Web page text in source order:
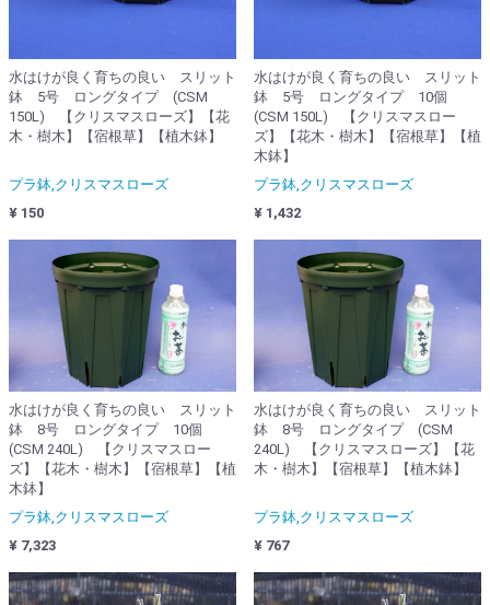
水はけが良く育ちの良い スリット
鉢 5号 ロングタイプ (CSM
150L) 【クリスマスローズ】【花
木・樹木】【宿根草】【植木鉢】
プラ鉢,クリスマスローズ
¥ 150
水はけが良く育ちの良い スリット
鉢 5号 ロングタイプ 10個
(CSM 150L) 【クリスマスロー
ズ】【花木・樹木】【宿根草】【植
木鉢】
プラ鉢,クリスマスローズ
¥ 1,432
水はけが良く育ちの良い スリット
鉢 8号 ロングタイプ 10個
(CSM 240L) 【クリスマスロー
ズ】【花木・樹木】【宿根草】【植
木鉢】
プラ鉢,クリスマスローズ
¥ 7,323
水はけが良く育ちの良い スリット
鉢 8号 ロングタイプ (CSM
240L) 【クリスマスローズ】【花
木・樹木】【宿根草】【植木鉢】
プラ鉢,クリスマスローズ
¥ 767